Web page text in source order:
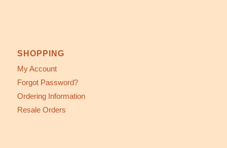
SHOPPING
My Account
Forgot Password?
Ordering Information
Resale Orders